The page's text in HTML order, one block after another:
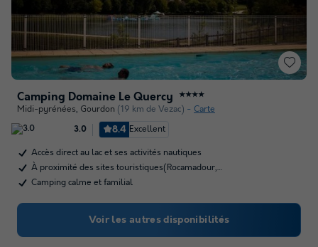
Camping Domaine Le Quercy ★★★★
Midi-pyrénées, Gourdon (19 km de Vezac) Carte
3.0 8.4 Excellent
Accès direct au lac et ses activités nautiques
À proximité des sites touristiques(Rocamadour,…
Camping calme et familial
Voir les autres disponibilités